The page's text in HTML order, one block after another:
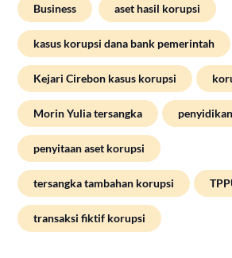
Business aset hasil korupsi
kasus korupsi dana bank pemerintah
Kejari Cirebon kasus korupsi
Morin Yulia tersangka
penyitaan aset korupsi
tersangka tambahan korupsi
transaksi fiktif korupsi